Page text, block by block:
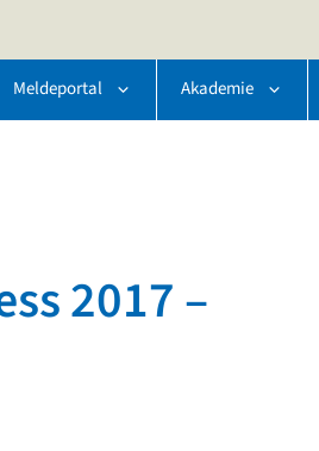
Meldeportal Akademie
2017 –